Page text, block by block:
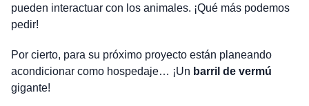
pueden interactuar con los animales. ¡Qué más podemos
pedir!
Por cierto, para su próximo proyecto están planeando
acondicionar como hospedaje… ¡Un barril de vermú
gigante!